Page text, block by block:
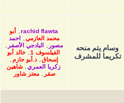
وسام يتم منحه
تكريما للمشرف
rachid flawta
أبو
محمد العازمي
احمد
مصور
البادجي الأصفر
الفيلسوف 1
خالد أبو
إسحاق
,د.أبو حازم
زكريا العمري
شاهين
صقر
معتز شاور